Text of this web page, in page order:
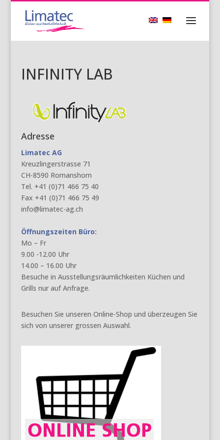
INFINITY LAB
Adresse
Limatec AG
Kreuzlingerstrasse 71
CH-8590 Romanshorn
Tel. +41 (0)71 466 75 40
Fax +41 (0)71 466 75 49
info@limatec-ag.ch
Öffnungszeiten Büro:
Mo – Fr
9.00 -12.00 Uhr
14.00 – 16.00 Uhr
Besuche in Ausstellungsräumlichkeiten Küchen und
Grills nur auf Anfrage.
Besuchen Sie unseren Online-Shop und überzeugen Sie
sich von unserer grossen Auswahl.